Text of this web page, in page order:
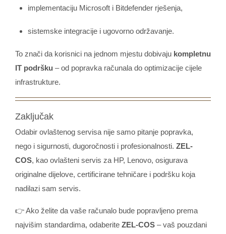
implementaciju Microsoft i Bitdefender rješenja,
sistemske integracije i ugovorno održavanje.
To znači da korisnici na jednom mjestu dobivaju kompletnu
IT podršku – od popravka računala do optimizacije cijele
infrastrukture.
Zaključak
Odabir ovlaštenog servisa nije samo pitanje popravka,
nego i sigurnosti, dugoročnosti i profesionalnosti. ZEL-
COS, kao ovlašteni servis za HP, Lenovo, osigurava
originalne dijelove, certificirane tehničare i podršku koja
nadilazi sam servis.
👉 Ako želite da vaše računalo bude popravljeno prema
najvišim standardima, odaberite ZEL-COS – vaš pouzdani